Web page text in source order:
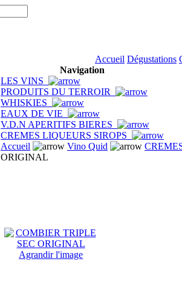
Accueil Dégustations
Navigation
LES VINS
PRODUITS DU TERROIR
WHISKIES
EAUX DE VIE
V.D.N APERITIFS BIERES
CREMES LIQUEURS SIROPS
Accueil
Vino Quid
ORIGINAL
Agrandir l'image